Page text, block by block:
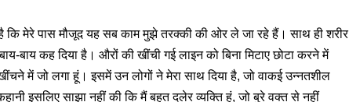
कि मेरे पास मौजूद यह सब काम मुझे तरक्की की ओर ले जा रहे हैं। साथ ही शरीर
बाय कह दिया है। औरों की खींची गई लाइन को बिना मिटाए छोटा करने में
में जो लगा हूं। इसमें उन लोगों ने मेरा साथ दिया है, जो वाकई उन्नतशील
इसलिए साझा नहीं की कि मैं बहुत दलेर व्यक्ति हूं, जो बुरे वक्त से नहीं